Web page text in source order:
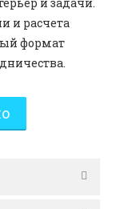
и расчета
формат